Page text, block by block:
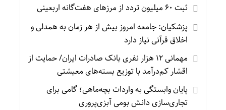
ثبت ۶۰ میلیون تردد از مرزهای هفت‌گانه اربعینی
پزشکیان: جامعه امروز بیش از هر زمان به همدلی و
اخلاق قرآنی نیاز دارد
مهمانی ۱۲ هزار نفری بانک صادرات ایران/ حمایت از
اقشار کم‌درآمد با توزیع بسته‌های معیشتی
پایان وابستگی به واردات بچه‌ماهی؛ گامی برای
تجاری‌سازی دانش بومی آبزی‌پروری